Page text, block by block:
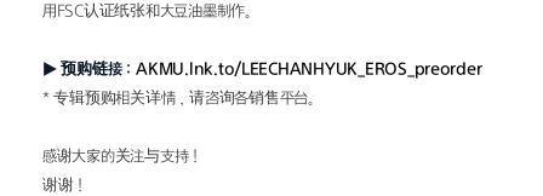
用FSC认证纸张和大豆油墨制作。
▶ 预购链接：AKMU.lnk.to/LEECHANHYUK_EROS_preorder
* 专辑预购相关详情，请咨询各销售平台。
感谢大家的关注与支持！
谢谢！